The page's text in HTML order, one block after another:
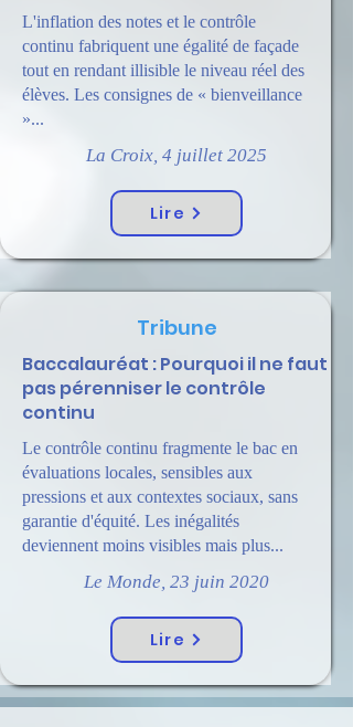
L'inflation des notes et le contrôle
continu fabriquent une égalité de façade
tout en rendant illisible le niveau réel des
élèves. Les consignes de « bienveillance
»...
La Croix, 4 juillet 2025
Lire
Tribune
Baccalauréat : Pourquoi il ne faut
pas pérenniser le contrôle
continu
Le contrôle continu fragmente le bac en
évaluations locales, sensibles aux
pressions et aux contextes sociaux, sans
garantie d'équité. Les inégalités
deviennent moins visibles mais plus...
Le Monde, 23 juin 2020
Lire